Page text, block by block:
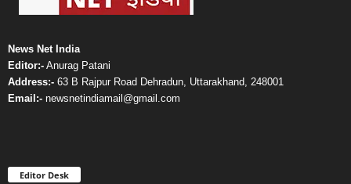
News Net India
Editor:- Anurag Patani
Address:- 63 B Rajpur Road Dehradun, Uttarakhand, 248001
Email:- newsnetindiamail@gmail.com
Editor Desk